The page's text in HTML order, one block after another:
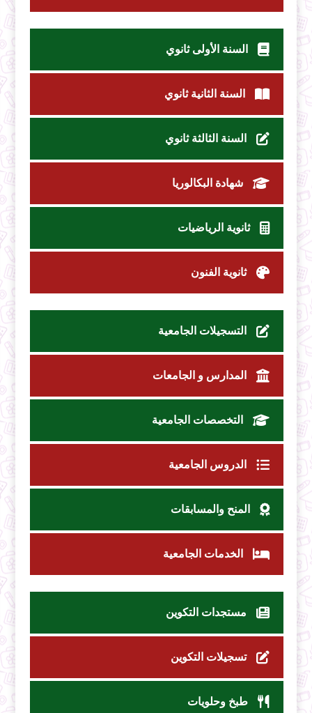
السنة الأولى ثانوي
السنة الثانية ثانوي
السنة الثالثة ثانوي
شهادة البكالوريا
ثانوية الرياضيات
ثانوية الفنون
التسجيلات الجامعية
المدارس و الجامعات
التخصصات الجامعية
الدروس الجامعية
المنح والمسابقات
الخدمات الجامعية
مستجدات التكوين
تسجيلات التكوين
طبخ وحلويات